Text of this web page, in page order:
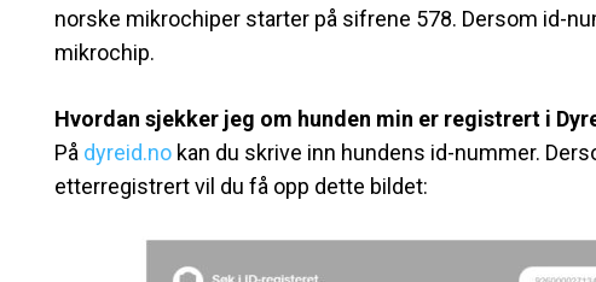
norske mikrochiper starter på sifrene 578. Dersom id-
mikrochip.
Hvordan sjekker jeg om hunden min er registrert i
På dyreid.no kan du skrive inn hundens id-nummer.
etterregistrert vil du få opp dette bildet: